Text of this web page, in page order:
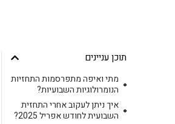
תוכן עניינים
מתי ואיפה מתפרסמות התחזיות
הנומרולוגיות השבועיות?
איך ניתן לעקוב אחרי התחזית
השבועית לחודש אפריל 2025?